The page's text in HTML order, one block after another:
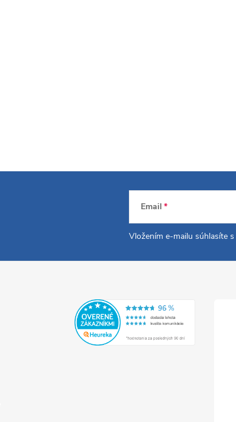
Email
Vložením e-mailu súhlasíte s